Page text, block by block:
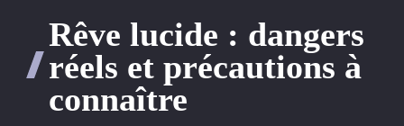
Rêve lucide : dangers
réels et précautions à
connaître